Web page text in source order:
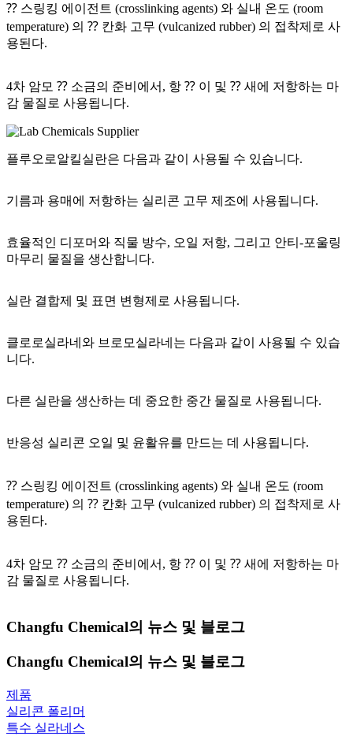
⁇ 스링킹 에이전트 (crosslinking agents) 와 실내 온도 (room
temperature) 의 ⁇ 칸화 고무 (vulcanized rubber) 의 접착제로 사
용된다.
4차 암모 ⁇ 소금의 준비에서, 항 ⁇ 이 및 ⁇ 새에 저항하는 마
감 물질로 사용됩니다.
플루오로알킬실란은 다음과 같이 사용될 수 있습니다.
기름과 용매에 저항하는 실리콘 고무 제조에 사용됩니다.
효율적인 디포머와 직물 방수, 오일 저항, 그리고 안티-포울링
마무리 물질을 생산합니다.
실란 결합제 및 표면 변형제로 사용됩니다.
클로로실라네와 브로모실라네는 다음과 같이 사용될 수 있습
니다.
다른 실란을 생산하는 데 중요한 중간 물질로 사용됩니다.
반응성 실리콘 오일 및 윤활유를 만드는 데 사용됩니다.
⁇ 스링킹 에이전트 (crosslinking agents) 와 실내 온도 (room
temperature) 의 ⁇ 칸화 고무 (vulcanized rubber) 의 접착제로 사
용된다.
4차 암모 ⁇ 소금의 준비에서, 항 ⁇ 이 및 ⁇ 새에 저항하는 마
감 물질로 사용됩니다.
Changfu Chemical의 뉴스 및 블로그
Changfu Chemical의 뉴스 및 블로그
제품
실리콘 폴리머
특수 실라네스